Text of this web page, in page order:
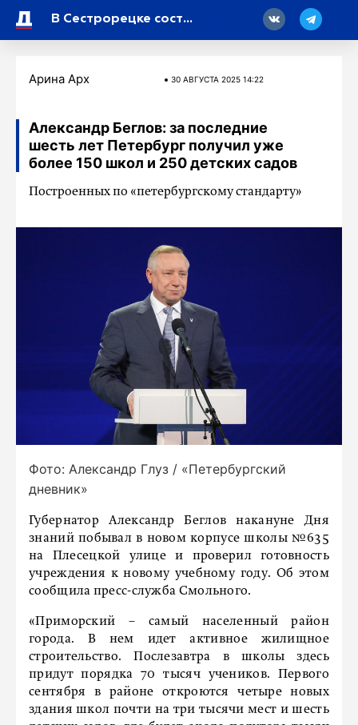
В Сестрорецке состоялся «Забег памяти Героев»
Арина Арх 30 АВГУСТА 2025 14:22
Александр Беглов: за последние
шесть лет Петербург получил уже
более 150 школ и 250 детских садов
Построенных по «петербургскому стандарту»
Фото: Александр Глуз / «Петербургский
дневник»
Губернатор Александр Беглов накануне Дня
знаний побывал в новом корпусе школы №635
на Плесецкой улице и проверил готовность
учреждения к новому учебному году. Об этом
сообщила пресс-служба Смольного.
«Приморский – самый населенный район
города. В нем идет активное жилищное
строительство. Послезавтра в школы здесь
придут порядка 70 тысяч учеников. Первого
сентября в районе откроются четыре новых
здания школ почти на три тысячи мест и шесть